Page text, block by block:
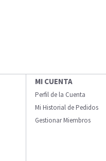
MI CUENTA
Perfil de la Cuenta
Mi Historial de Pedidos
Gestionar Miembros